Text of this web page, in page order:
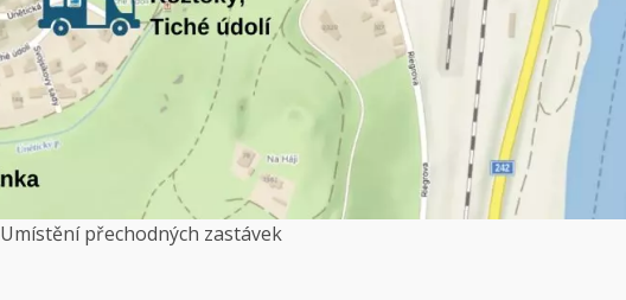
Umístění přechodných zastávek